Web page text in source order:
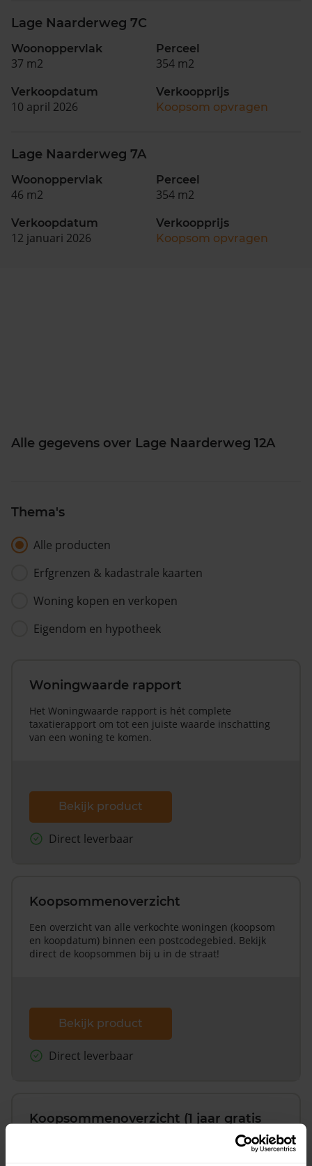
Lage Naarderweg 7C
Woonoppervlak
37 m2
Perceel
354 m2
Verkoopdatum
10 april 2026
Verkoopprijs
Koopsom opvragen
Lage Naarderweg 7A
Woonoppervlak
46 m2
Perceel
354 m2
Verkoopdatum
12 januari 2026
Verkoopprijs
Koopsom opvragen
Alle gegevens over Lage Naarderweg 12A
Thema's
Alle producten
Erfgrenzen & kadastrale kaarten
Woning kopen en verkopen
Eigendom en hypotheek
Woningwaarde rapport
Het Woningwaarde rapport is hét complete
taxatierapport om tot een juiste waarde inschatting
van een woning te komen.
Bekijk product
Direct leverbaar
Koopsommenoverzicht
Een overzicht van alle verkochte woningen (koopsom
en koopdatum) binnen een postcodegebied. Bekijk
direct de koopsommen bij u in de straat!
Bekijk product
Direct leverbaar
Koopsommenoverzicht (1 jaar gratis